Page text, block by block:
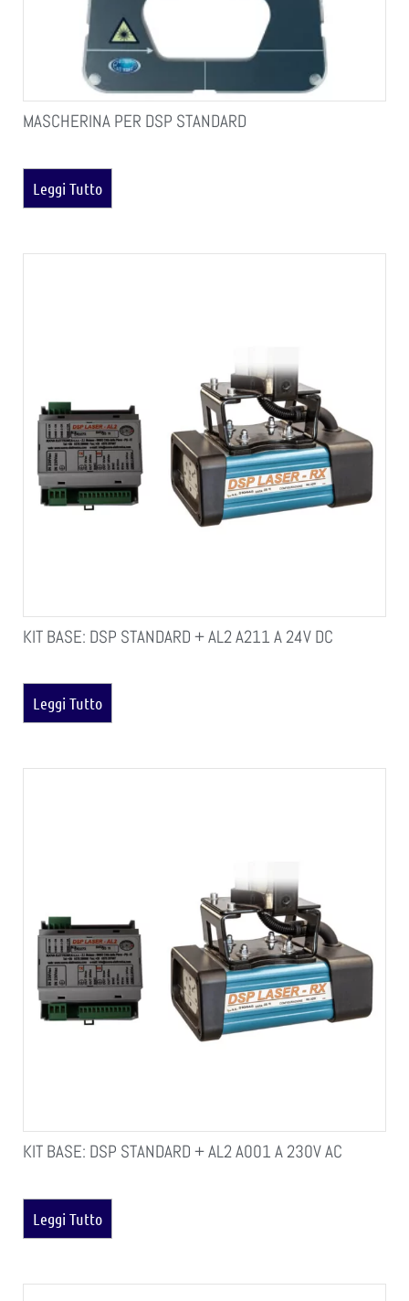
MASCHERINA PER DSP STANDARD
Leggi Tutto
KIT BASE: DSP STANDARD + AL2 A211 A 24V DC
Leggi Tutto
KIT BASE: DSP STANDARD + AL2 A001 A 230V AC
Leggi Tutto